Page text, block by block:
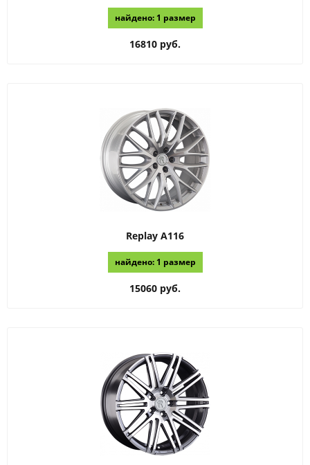
найдено: 1 размер
16810 руб.
Replay A116
найдено: 1 размер
15060 руб.